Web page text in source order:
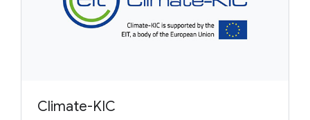
Climate-KIC